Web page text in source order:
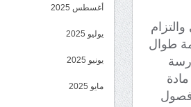
طوال
فصول
أغسطس 2025
يوليو 2025
يونيو 2025
مايو 2025